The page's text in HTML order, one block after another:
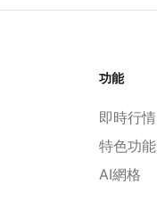
功能
即時行情
特色功能
AI網格